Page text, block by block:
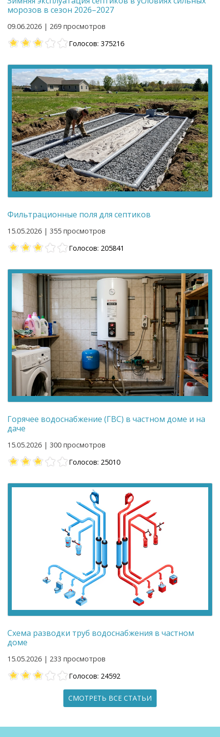
морозов в сезон 2026–2027
09.06.2026 | 269 просмотров
Голосов: 375216
Фильтрационные поля для септиков
15.05.2026 | 355 просмотров
Голосов: 205841
Горячее водоснабжение (ГВС) в частном доме и на
даче
15.05.2026 | 300 просмотров
Голосов: 25010
Схема разводки труб водоснабжения в частном
доме
15.05.2026 | 233 просмотров
Голосов: 24592
СМОТРЕТЬ ВСЕ СТАТЬИ